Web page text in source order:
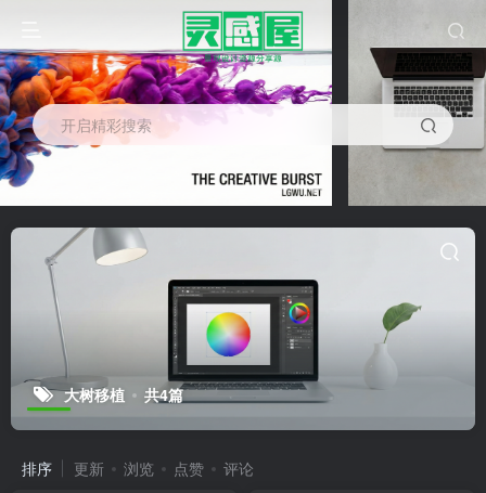
开启精彩搜索
大树移植 共4篇
排序 更新 浏览 点赞 评论